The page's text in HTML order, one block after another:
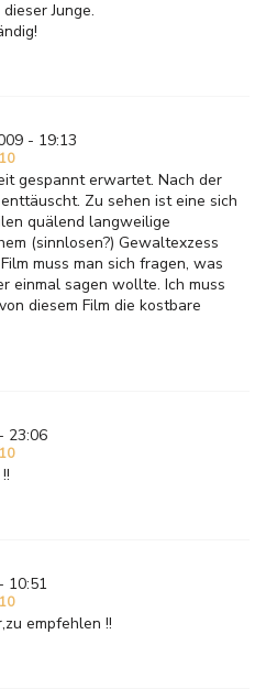
Junge.
- 19:13
gespannt erwartet. Nach der
Zu sehen ist eine sich
quälend langweilige
(sinnlosen?) Gewaltexzess
muss man sich fragen, was
einmal sagen wollte. Ich muss
diesem Film die kostbare
23:06
10:51
empfehlen !!